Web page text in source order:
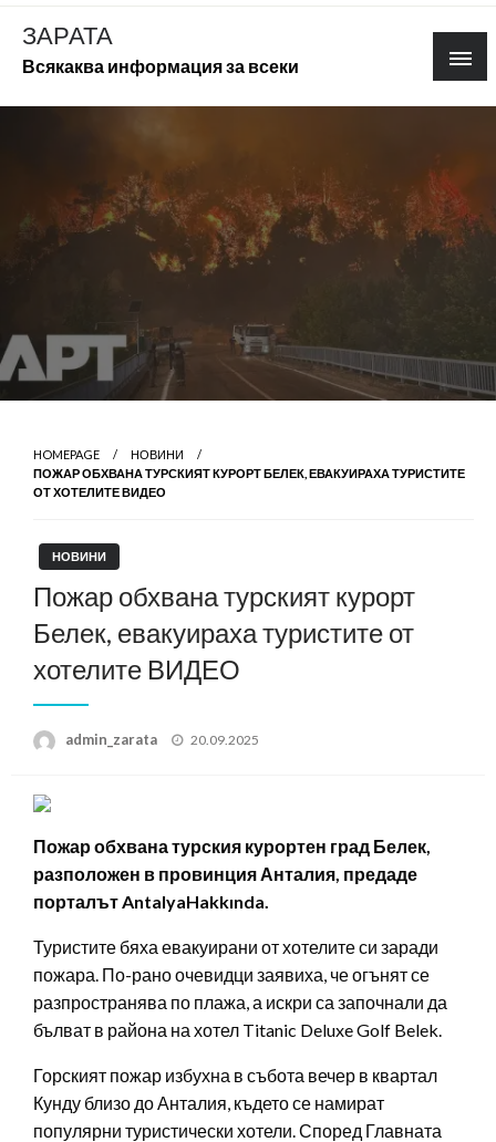
Skip
content
ЗАРАТА
Всякаква информация за всеки
HOMEPAGE
НОВИНИ
ПОЖАР ОБХВАНА ТУРСКИЯТ КУРОРТ БЕЛЕК, ЕВАКУИРАХА ТУРИСТИТЕ
ОТ ХОТЕЛИТЕ ВИДЕО
НОВИНИ
Пожар обхвана турският курорт
Белек, евакуираха туристите от
хотелите ВИДЕО
admin_zarata
Posted
20.09.2025
Пожар обхвана турския курортен град Белек,
разположен в провинция Анталия, предаде
порталът AntalyaHakkında.
Туристите бяха евакуирани от хотелите си заради
пожара. По-рано очевидци заявиха, че огънят се
разпространява по плажа, а искри са започнали да
бълват в района на хотел Titanic Deluxe Golf Belek.
Горският пожар избухна в събота вечер в квартал
Кунду близо до Анталия, където се намират
популярни туристически хотели. Според Главната